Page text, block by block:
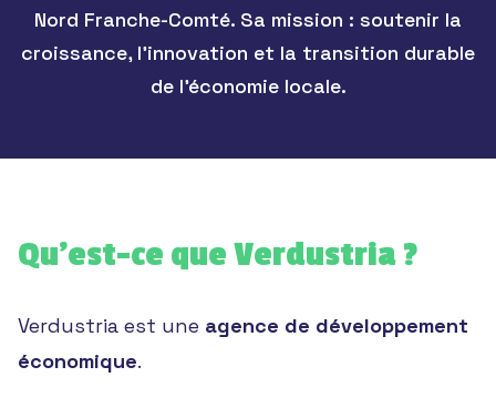
Nord Franche-Comté. Sa mission : soutenir la
croissance, l’innovation et la transition durable
de l’économie locale.
Qu’est-ce que Verdustria ?
Verdustria est une agence de développement
économique.